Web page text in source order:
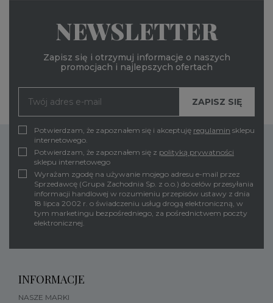
NEWSLETTER
Zapisz się i otrzymuj informacje o naszych
promocjach i najlepszych ofertach
Potwierdzam, że zapoznałem się i akceptuję regulamin sklepu
internetowego.
Potwierdzam, że zapoznałem się z polityką prywatności
sklepu internetowego
Wyrażam zgodę na używanie mojego adresu e-mail przez
Sprzedawcę (Grupa Zachodnia Sp. z o.o.) do celów przesyłania
informacji handlowej w rozumieniu przepisów ustawy z dnia
18 lipca 2002 r. o świadczeniu usług drogą elektroniczną, w
tym marketingu bezpośredniego, za pośrednictwem poczty
elektronicznej.
INFORMACJE
NASZE MARKI